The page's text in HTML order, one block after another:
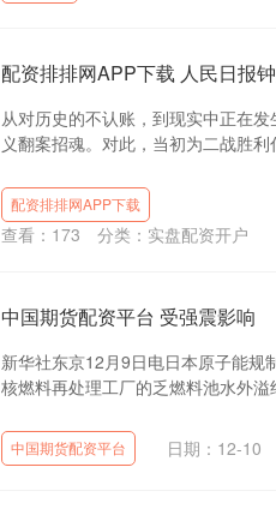
配资排排网APP下载 人民日报
从对历史的不认账，到现实中正在
义翻案招魂。对此，当初为二战胜
配资排排网APP下载
查看： 173 分类： 实盘配资开户
中国期货配资平台 受强震影响
新华社东京12月9日电日本原子能规
核燃料再处理工厂的乏燃料池水外
中国期货配资平台 日期：12-10